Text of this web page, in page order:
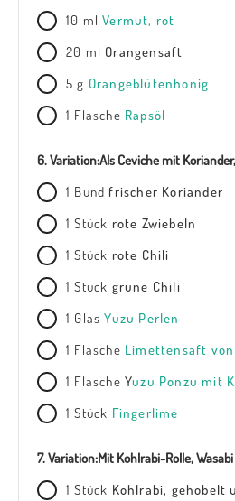
10 ml Vermut, rot
20 ml Orangensaft
5 g Orangeblütenhonig
1 Flasche Rapsöl
6. Variation:Als Ceviche mit
1 Bund frischer Koriander
1 Stück rote Zwiebeln
1 Stück rote Chili
1 Stück grüne Chili
1 Glas Yuzu Perlen
1 Flasche Limettensaft von
1 Flasche Yuzu Ponzu mit
1 Stück Fingerlime
7. Variation:Mit Kohlrabi-Rolle,
1 Stück Kohlrabi, gehobelt